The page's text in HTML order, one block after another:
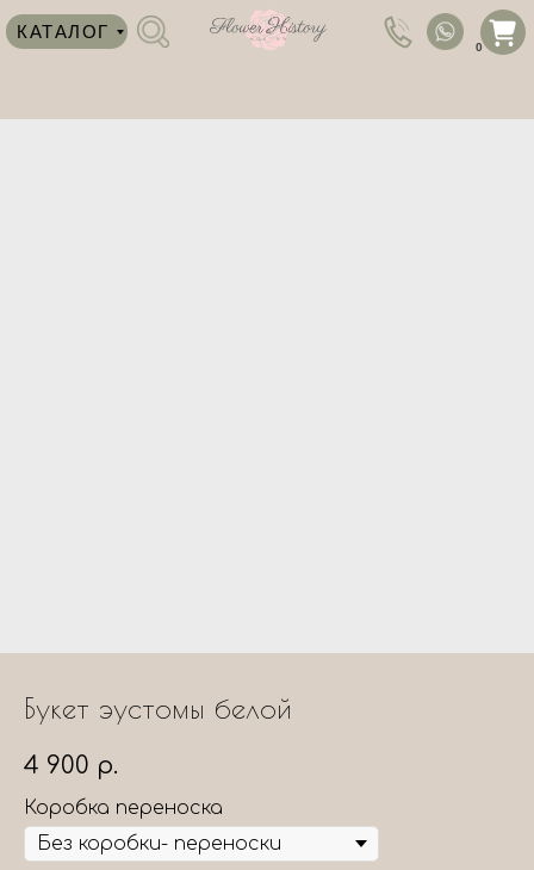
КАТАЛОГ
0
Букет эустомы белой
4 900 р.
Коробка переноска